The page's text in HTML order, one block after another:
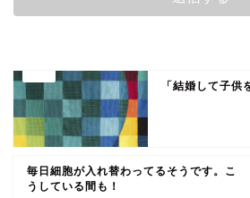
「結婚して子供
毎日細胞が入れ替わってるそうです。こ
うしている間も！